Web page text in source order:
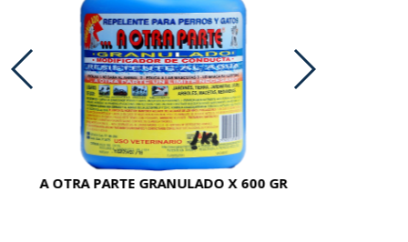
A OTRA PARTE GRANULADO X 600 GR